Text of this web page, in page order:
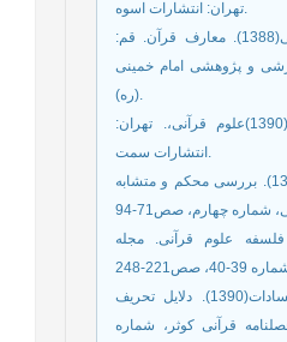
تهران: انتشارات اسوه.
مصباح یزدی، محمدتقی(1388). معارف قرآن. قم:
و پژوهشی امام خمینی
(ره).
معرفت، محمد هادی.(1390)علوم قرآنی،. تهران:
انتشارات سمت.
میرشمسی، صدیقه(1382). بررسی محکم و متشابه
علی(1385). فلسفه علوم قرآنی. مجله
هاشمی نژاد، اکرم السادات(1390). دلایل تحریف
قرآنی کوثر، شماره